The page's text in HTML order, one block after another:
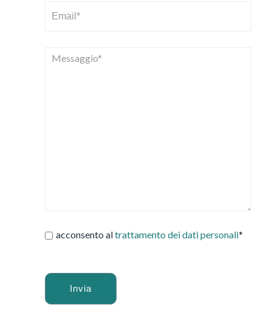
acconsento altrattamento dei dati personali*